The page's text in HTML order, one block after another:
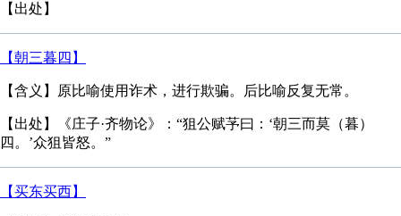
【出处】
【朝三暮四】
【含义】原比喻使用诈术，进行欺骗。后比喻反复无常。
【出处】《庄子·齐物论》：“狙公赋芧曰：‘朝三而莫（暮）
四。’众狙皆怒。”
【买东买西】